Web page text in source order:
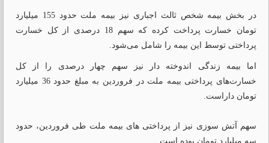
در بخش بیمه شخص ثالث اجباری نیز بیمه ملت حدود 155 میلیارد
تومان خسارت پرداخت کرده که سهم 18 درصدی از کل خسارت
پرداختی توسط این بیمه را شامل می‌شود.
اما بیمه زندگی اندوخته دار نیز سهم چهار درصدی را از کل
خسارت‌های پرداختی بیمه ملت در فروردین به مبلغ حدود 36 میلیارد
تومان داراست.
سهم آتش سوزی نیز از پرداختی های بیمه ملت طی فروردین، حدود
سه میلیارد تومان بوده است.